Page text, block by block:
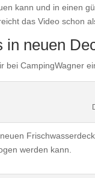
kann und in einen
das Video schon
in neuen
bei CampingWagner
werden kann.